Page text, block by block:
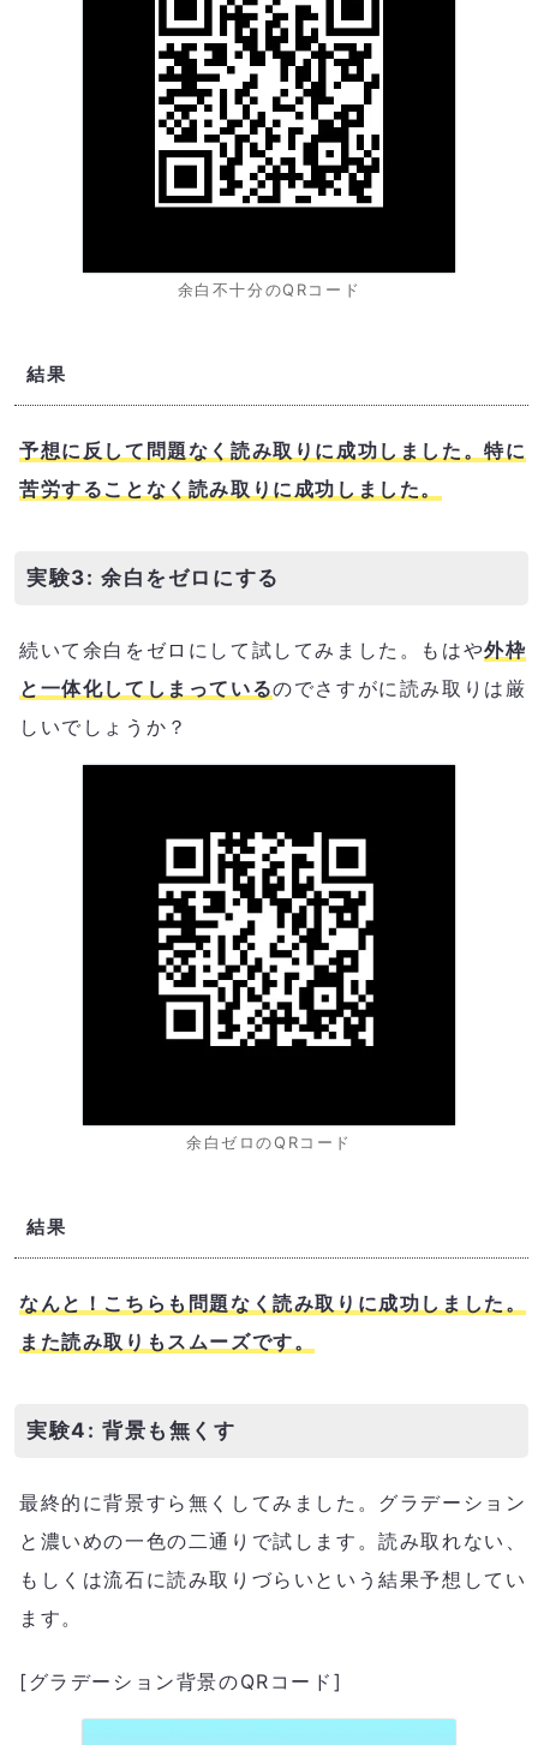
余白不十分のQRコード
結果
予想に反して問題なく読み取りに成功しました。特に
苦労することなく読み取りに成功しました。
実験3: 余白をゼロにする
続いて余白をゼロにして試してみました。もはや外枠
と一体化してしまっているのでさすがに読み取りは厳
しいでしょうか？
余白ゼロのQRコード
結果
なんと！こちらも問題なく読み取りに成功しました。
また読み取りもスムーズです。
実験4: 背景も無くす
最終的に背景すら無くしてみました。グラデーション
と濃いめの一色の二通りで試します。読み取れない、
もしくは流石に読み取りづらいという結果予想してい
ます。
[グラデーション背景のQRコード]